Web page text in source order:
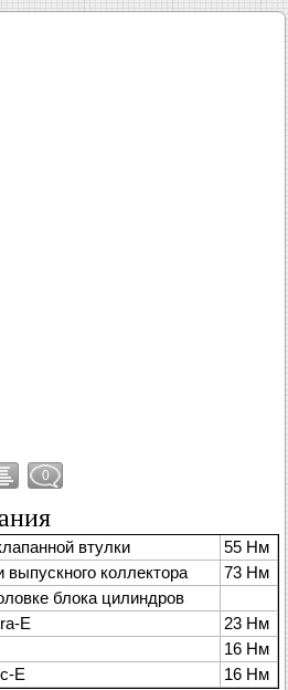
0
втулки
55 Нм
выпускного коллектора
73 Нм
блока цилиндров
E
23 Нм
16 Нм
E
16 Нм